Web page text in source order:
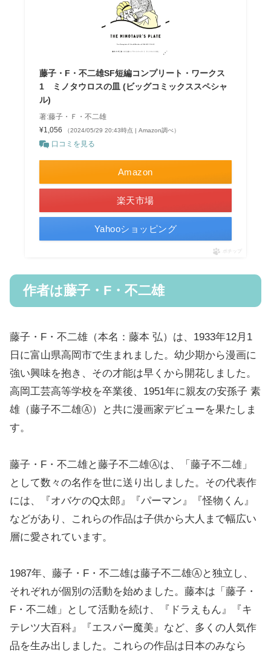
藤子・F・不二雄SF短編コンプリート・ワークス
1 ミノタウロスの皿 (ビッグコミックススペシャ
ル)
著:藤子・Ｆ・不二雄
¥1,056
（2024/05/29 20:43時点 | Amazon調べ）
口コミを見る
Amazon
楽天市場
Yahooショッピング
ポチップ
作者は藤子・F・不二雄
藤子・F・不二雄（本名：藤本 弘）は、1933年12月1
日に富山県高岡市で生まれました。幼少期から漫画に
強い興味を抱き、その才能は早くから開花しました。
高岡工芸高等学校を卒業後、1951年に親友の安孫子 素
雄（藤子不二雄Ⓐ）と共に漫画家デビューを果たしま
す。
藤子・F・不二雄と藤子不二雄Ⓐは、「藤子不二雄」
として数々の名作を世に送り出しました。その代表作
には、『オバケのQ太郎』『パーマン』『怪物くん』
などがあり、これらの作品は子供から大人まで幅広い
層に愛されています。
1987年、藤子・F・不二雄は藤子不二雄Ⓐと独立し、
それぞれが個別の活動を始めました。藤本は「藤子・
F・不二雄」として活動を続け、『ドラえもん』『キ
テレツ大百科』『エスパー魔美』など、多くの人気作
品を生み出しました。これらの作品は日本のみなら